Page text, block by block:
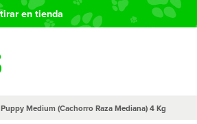
en tienda
Medium (Cachorro Raza Mediana) 4 Kg